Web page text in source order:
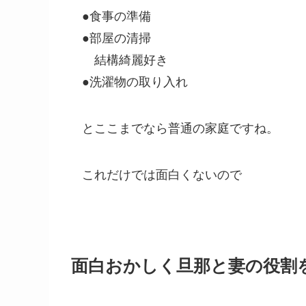
●食事の準備
●部屋の清掃
結構綺麗好き
●洗濯物の取り入れ
とここまでなら普通の家庭ですね。
これだけでは面白くないので
面白おかしく旦那と妻の役割